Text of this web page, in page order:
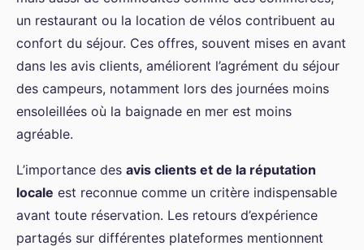
un restaurant ou la location de vélos contribuent au
confort du séjour. Ces offres, souvent mises en avant
dans les avis clients, améliorent l’agrément du séjour
des campeurs, notamment lors des journées moins
ensoleillées où la baignade en mer est moins
agréable.
L’importance des avis clients et de la réputation
locale est reconnue comme un critère indispensable
avant toute réservation. Les retours d’expérience
partagés sur différentes plateformes mentionnent